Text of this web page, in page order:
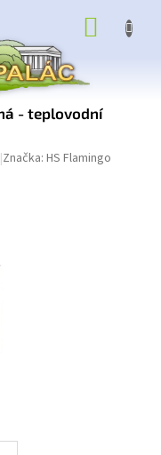
- teplovodní
Značka: HS Flamingo